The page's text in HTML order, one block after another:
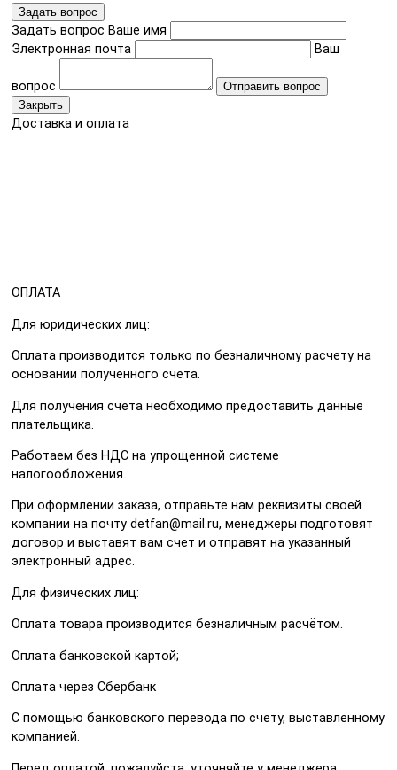
Задать вопрос
Задать вопрос Ваше имя
Электронная почта
Ваш
вопрос
Отправить вопрос
Закрыть
Доставка и оплата
ОПЛАТА
Для юридических лиц:
Оплата производится только по безналичному расчету на
основании полученного счета.
Для получения счета необходимо предоставить данные
плательщика.
Работаем без НДС на упрощенной системе
налогообложения.
При оформлении заказа, отправьте нам реквизиты своей
компании на почту detfan@mail.ru, менеджеры подготовят
договор и выставят вам счет и отправят на указанный
электронный адрес.
Для физических лиц:
Оплата товара производится безналичным расчётом.
Оплата банковской картой;
Оплата через Сбербанк
С помощью банковского перевода по счету, выставленному
компанией.